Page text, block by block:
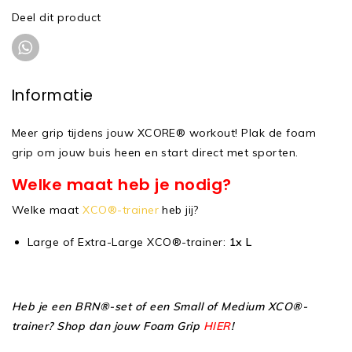
Deel dit product
Informatie
Meer grip tijdens jouw XCORE® workout! Plak de foam
grip om jouw buis heen en start direct met sporten.
Welke maat heb je nodig?
Welke maatXCO®-trainer heb jij?
Large of Extra-Large XCO®-trainer: 1x L
Heb je een BRN®-set of een Small of Medium XCO®-
trainer? Shop dan jouw Foam Grip HIER!